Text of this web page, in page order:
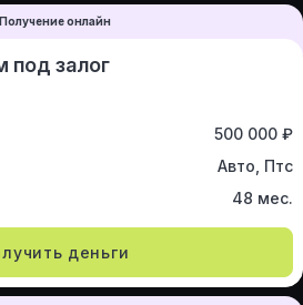
Получение онлайн
под залог
500 000 ₽
Авто, Птс
48 мес.
деньги